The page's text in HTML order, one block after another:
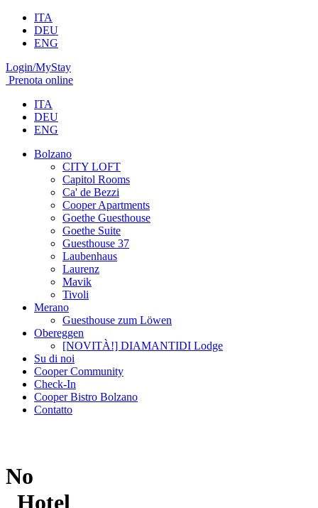
ITA
DEU
ENG
Login/MyStay
Prenota online
ITA
DEU
ENG
Bolzano
CITY LOFT
Capitol Rooms
Ca' de Bezzi
Cooper Apartments
Goethe Guesthouse
Goethe Suite
Guesthouse 37
Laubenhaus
Laurenz
Mavik
Tivoli
Merano
Guesthouse zum Löwen
Obereggen
[NOVITÀ!] DIAMANTIDI Lodge
Su di noi
Cooper Community
Check-In
Cooper Bistro Bolzano
Contatto
No
Hotel